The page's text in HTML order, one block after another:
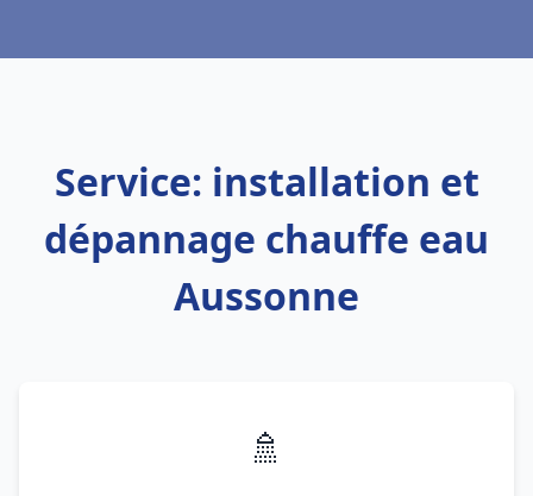
Service: installation et
dépannage chauffe eau
Aussonne
🚿